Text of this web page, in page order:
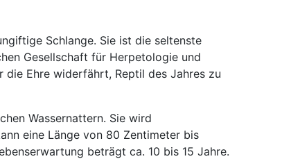
Schlange. Sie ist die seltenste
Gesellschaft für Herpetologie und
die Ehre widerfährt, Reptil des Jahres zu
Wassernattern. Sie wird
eine Länge von 80 Zentimeter bis
beträgt ca. 10 bis 15 Jahre.